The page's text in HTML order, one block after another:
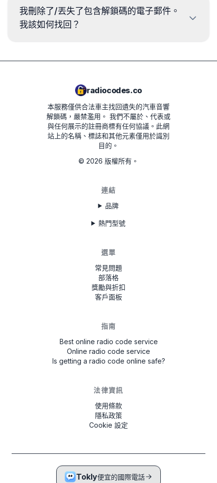
將主機從儀表板拆下。部分型號可直接在螢幕顯示序
號；各品牌頁面均提供詳細說明。
我刪除了/丟失了包含解鎖碼的電子郵件。
我該如何找回？
子郵件地址登入，即可查看訂單詳情與汽車音響解鎖
radiocodes.co
本服務僅供合法車主找回遺失的汽車音響
解鎖碼，嚴禁濫用。 我們不屬於、代表或
與任何展示的註冊商標有任何協議。此網
站上的名稱、標誌和其他元素僅用於識別
目的。
© 2026 版權所有。
連結
品牌
熱門型號
選單
常見問題
部落格
獎勵與折扣
客戶面板
指南
Best online radio code service
Online radio code service
Is getting a radio code online safe?
法律資訊
使用條款
隱私政策
Cookie 設定
Tokly便宜的國際電話